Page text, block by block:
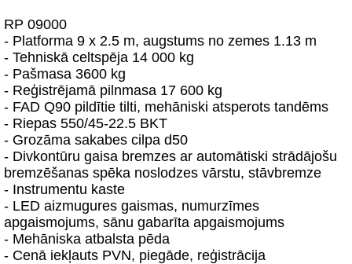
RP 09000
- Platforma 9 x 2.5 m, augstums no zemes 1.13 m
- Tehniskā celtspēja 14 000 kg
- Pašmasa 3600 kg
- Reģistrējamā pilnmasa 17 600 kg
- FAD Q90 pildītie tilti, mehāniski atsperots tandēms
- Riepas 550/45-22.5 BKT
- Grozāma sakabes cilpa d50
- Divkontūru gaisa bremzes ar automātiski strādājošu
bremzēšanas spēka noslodzes vārstu, stāvbremze
- Instrumentu kaste
- LED aizmugures gaismas, numurzīmes
apgaismojums, sānu gabarīta apgaismojums
- Mehāniska atbalsta pēda
- Cenā iekļauts PVN, piegāde, reģistrācija